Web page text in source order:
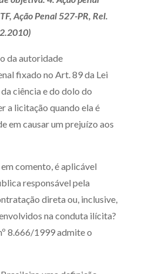
Ação Penal 527-PR, Rel.
da autoridade
fixado no Art. 89 da Lei
ciência e do dolo do
a licitação quando ela é
em causar um prejuízo aos
comento, é aplicável
responsável pela
direta ou, inclusive,
na conduta ilícita?
8.666/1999 admite o